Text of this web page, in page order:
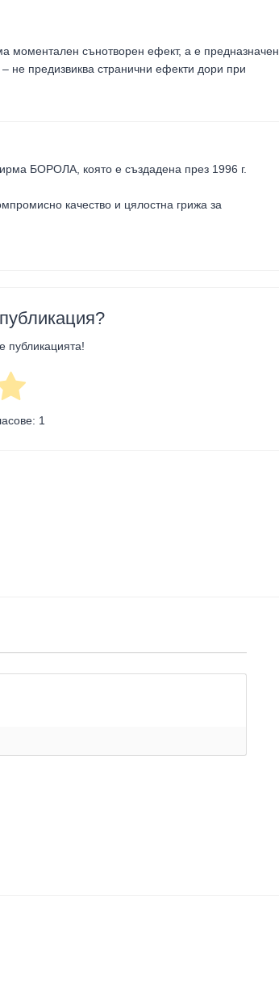
моментален сънотворен ефект, а е предназначен
не предизвиква странични ефекти дори при
БОРОЛА, която е създадена през 1996 г.
качество и цялостна грижа за
публикацията!
1